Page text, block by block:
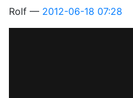
Rolf 2012-06-18 07:28